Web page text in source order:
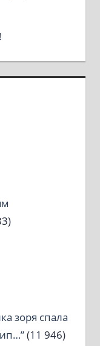
зоря спала
(11 946)